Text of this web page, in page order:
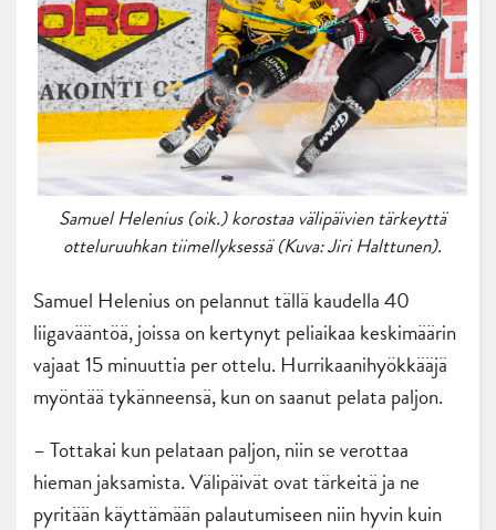
Samuel Helenius (oik.) korostaa välipäivien tärkeyttä
otteluruuhkan tiimellyksessä (Kuva: Jiri Halttunen).
Samuel Helenius on pelannut tällä kaudella 40
liigavääntöä, joissa on kertynyt peliaikaa keskimäärin
vajaat 15 minuuttia per ottelu. Hurrikaanihyökkääjä
myöntää tykänneensä, kun on saanut pelata paljon.
– Tottakai kun pelataan paljon, niin se verottaa
hieman jaksamista. Välipäivät ovat tärkeitä ja ne
pyritään käyttämään palautumiseen niin hyvin kuin